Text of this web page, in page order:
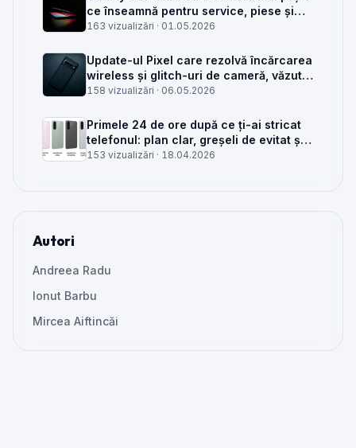
ce înseamnă pentru service, piese și
client
163 vizualizări · 01.05.2026
Update-ul Pixel care rezolvă încărcarea
wireless și glitch-uri de cameră, văzut
din service
158 vizualizări · 06.05.2026
Primele 24 de ore după ce ți-ai stricat
telefonul: plan clar, greșeli de evitat și
când mai merită reparat
153 vizualizări · 18.04.2026
Autori
Andreea Radu
Ionut Barbu
Mircea Aiftincăi